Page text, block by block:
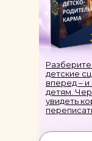
детские
вперед – и
детям.
увидеть